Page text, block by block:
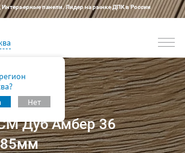
Дуб Амбер 36
Интерьерные панели. Лидер на рынке ДПК в России
Нет